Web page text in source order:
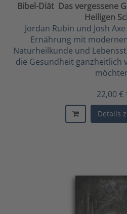
Bibel-Diät  Das vergessene
Heiligen
Jordan Rubin und Josh
Ernährung mit
Naturheilkunde und
die Gesundheit ganzheitlich
22,00 €
Details